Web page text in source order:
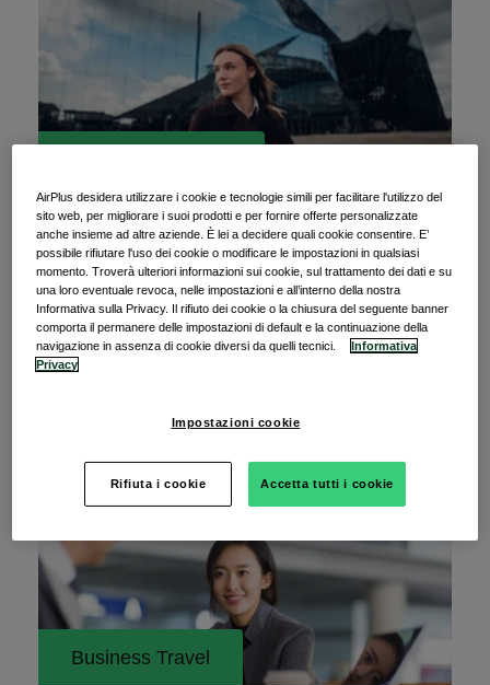
Legge di bilancio 2025: il ruolo delle carte
aziendali per la deducibilità delle spese
Con l’approvazione della nuova Legge di bilancio,
sono entrate in vigore le nuove disposizioni in
Leggi l’articolo
Business Travel
AirPlus desidera utilizzare i cookie e tecnologie simili per facilitare l'utilizzo del
sito web, per migliorare i suoi prodotti e per fornire offerte personalizzate
anche insieme ad altre aziende. È lei a decidere quali cookie consentire. E’
possibile rifiutare l'uso dei cookie o modificare le impostazioni in qualsiasi
momento. Troverà ulteriori informazioni sui cookie, sul trattamento dei dati e su
una loro eventuale revoca, nelle impostazioni e all’interno della nostra
Informativa sulla Privacy. Il rifiuto dei cookie o la chiusura del seguente banner
comporta il permanere delle impostazioni di default e la continuazione della
navigazione in assenza di cookie diversi da quelli tecnici.
Informativa
Privacy
Impostazioni cookie
Rifiuta i cookie Accetta tutti i cookie